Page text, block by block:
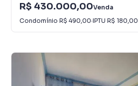
R$ 430.000,00Venda
Condomínio R$ 490,00·IPTU R$ 180,00